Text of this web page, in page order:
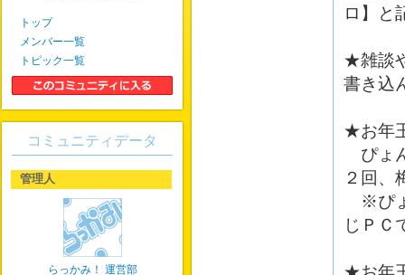
ロ】と
★雑談
書き込
★お年
ぴょ
２回、
※ぴょ
じＰＣ
トップ
メンバー一覧
トピック一覧
コミュニティデータ
管理人
らっかみ！ 運営部